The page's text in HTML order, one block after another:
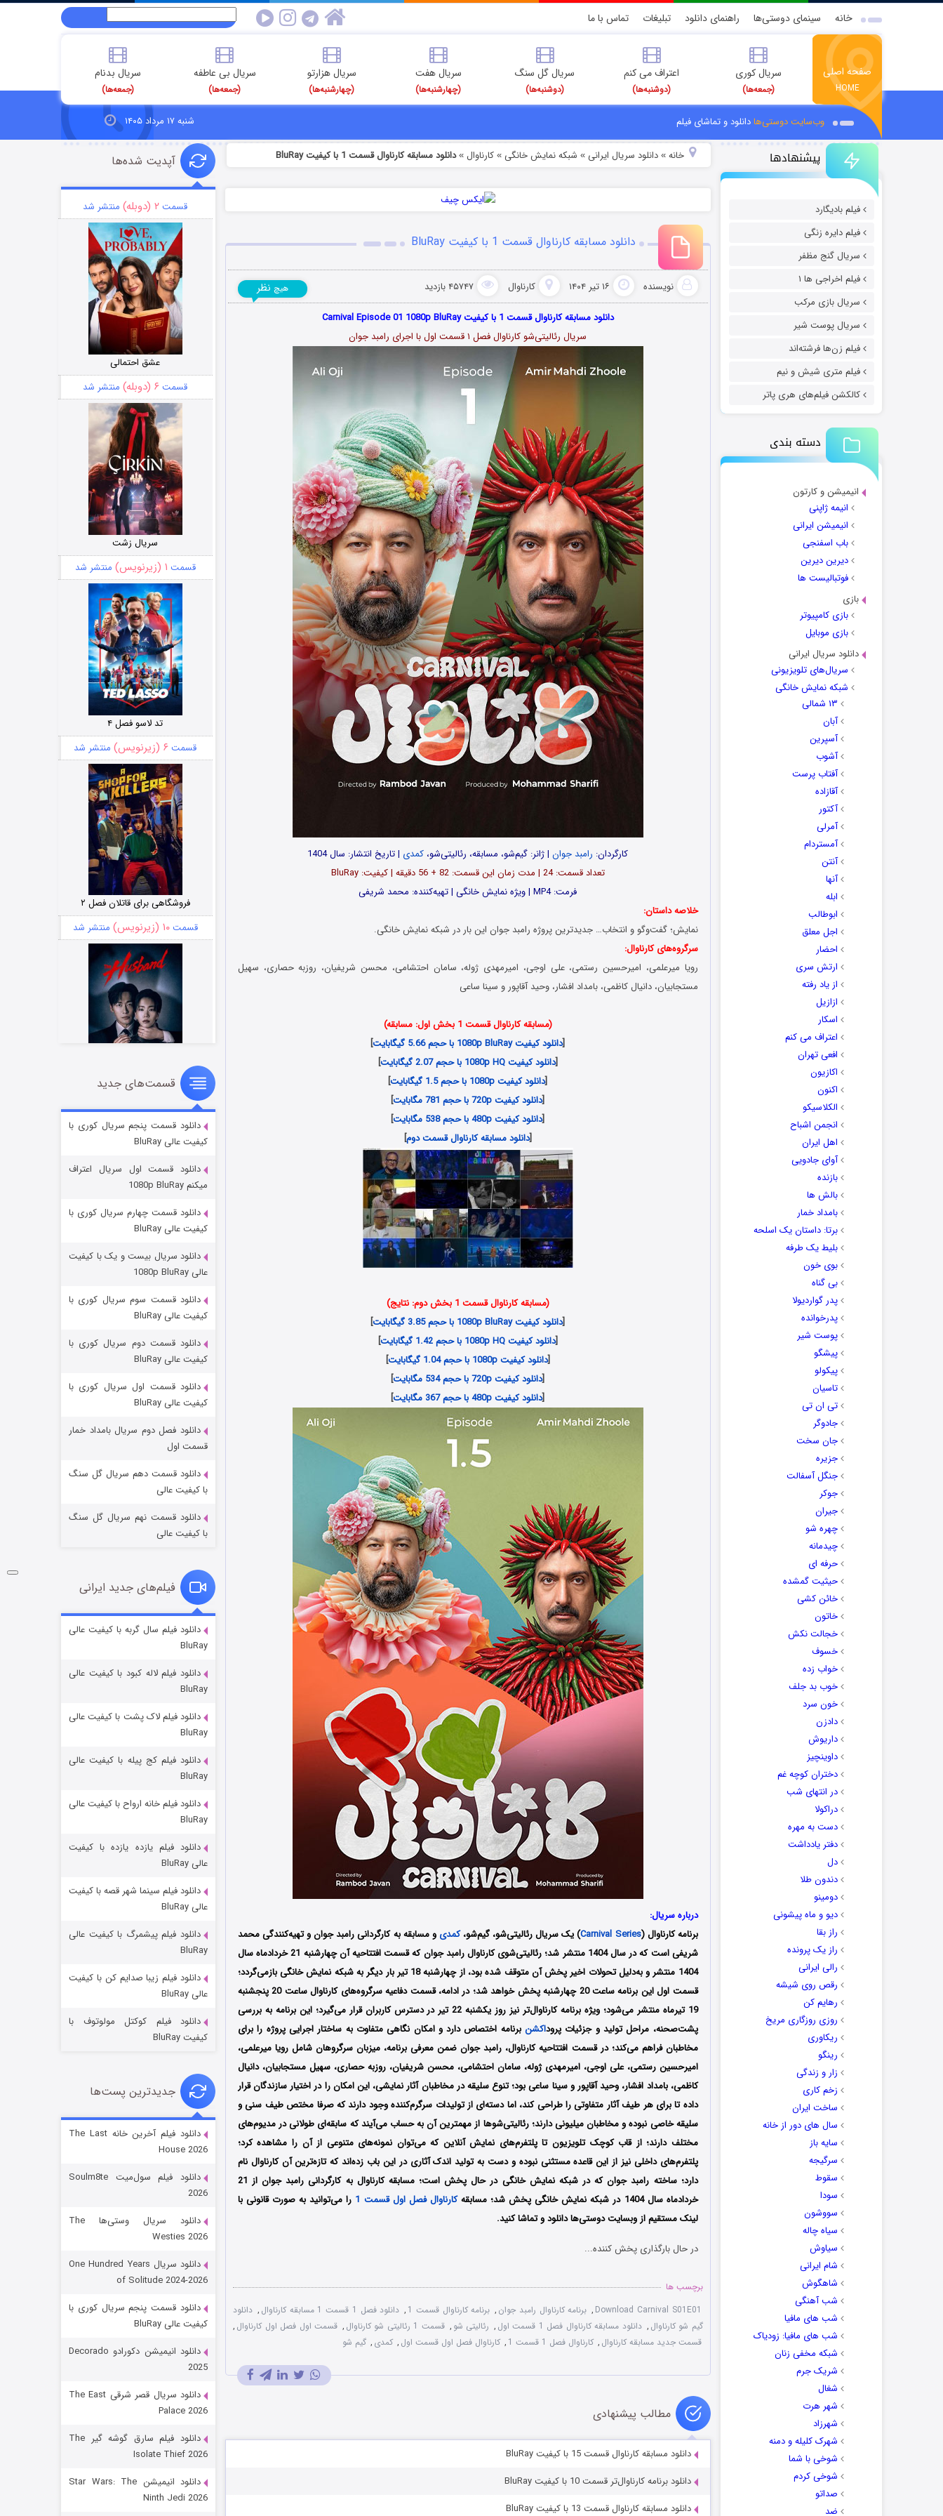
خانه سینمای دوستی‌ها راهنمای دانلود تبلیغات تماس با ما
صفحه اصلی
HOME
سریال کوری
(جمعه‌ها)
اعتراف می کنم
(دوشنبه‌ها)
سریال گل سنگ
(دوشنبه‌ها)
سریال هفت
(چهارشنبه‌ها)
سریال هزارتو
(چهارشنبه‌ها)
سریال بی عاطفه
(جمعه‌ها)
سریال بدنام
(جمعه‌ها)
وب‌سایت دوستی‌هادانلود و تماشای فیلم شنبه ۱۷ مرداد ۱۴۰۵
پیشنهادها
فیلم بادیگارد
فیلم دایره زنگی
سریال گنج مظفر
فیلم اخراجی ها ۱
سریال بازی مرکب
سریال پوست شیر
فیلم زن‌ها فرشته‌اند
فیلم متری شیش و نیم
کالکشن فیلم‌های هری پاتر
دسته بندی
انیمیشن و کارتون
انیمه ژاپنی
انیمیشن ایرانی
باب اسفنجی
دیرین دیرین
فوتبالیست ها
بازی
بازی کامپیوتر
بازی موبایل
دانلود سریال ایرانی
سریال‌های تلویزیونی
شبکه نمایش خانگی
۱۳ شمالی
آبان
آسپرین
آشوب
آفتاب پرست
آقازاده
آکتور
آمرلی
آمستردام
آنتن
آنها
ابله
ابوطالب
اجل معلق
احضار
ارتش سری
از یاد رفته
ازازیل
اسکار
اعتراف می کنم
افعی تهران
اکازیون
اکنون
الکلاسیکو
انجمن اشباح
اهل ایران
آوای جادویی
بازنده
بالش ها
بامداد خمار
برتا: داستان یک اسلحه
بلیط یک‌‌ طرفه
بوی خون
بی گناه
پدر گواردیولا
پدرخوانده
پوست شیر
پیشگو
پیکولو
تاسیان
تی ان تی
جادوگر
جان سخت
جزیره
جنگل آسفالت
جوکر
جیران
چهره شو
چیدمانه
حرفه ای
حیثیت گمشده
خائن کشی
خاتون
خجالت نکش
خسوف
خواب زده
خوب بد جلف
خون سرد
دادزن
داریوش
داوینچیز
دختران کوچه غم
در انتهای شب
دراکولا
دست به مهره
دفتر یادداشت
دل
دندون طلا
دومینو
دیو و ماه پیشونی
راز بقا
راز یک پرونده
رالی ایرانی
رقص روی شیشه
رهایم کن
روزی روزگاری مریخ
ریکاوری
رینگو
زار و زندگی
زخم کاری
ساخت ایران
سال های دور از خانه
سایه باز
سرگیجه
سقوط
سودا
سووشون
سیاه چاله
سیاوش
شام ایرانی
شاهگوش
شب آهنگی
شب های مافیا
شب های مافیا: زودیاک
شبکه مخفی زنان
شریک جرم
شغال
شهر هرت
شهرزاد
شهرک کلیله و دمنه
شوخی با شما
شوخی کردم
صداتو
ضد
خانه» دانلود سریال ایرانی » شبکه نمایش خانگی » کارناوال »دانلود مسابقه کارناوال قسمت 1 با کیفیت BluRay
دانلود مسابقه کارناوال قسمت 1 با کیفیت BluRay
نویسنده ۱۶ تیر ۱۴۰۴ کارناوال ۴۵۷۴۷ بازدید هیچ نظر
دانلود مسابقه کارناوال قسمت 1 با کیفیت Carnival Episode 01 1080p BluRay
سریال رئالیتی‌شو کارناوال فصل ۱ قسمت اول با اجرای رامبد جوان
کارگردان: رامبد جوان| ژانر: گیم‌شو، مسابقه، رئالیتی‌شو، کمدی | تاریخ انتشار: سال 1404
تعداد قسمت‌: 24 | مدت زمان این قسمت: 82 + 56 دقیقه | کیفیت: BluRay
فرمت: MP4 | ویژه نمایش خانگی | تهیه‌کننده: محمد شریفی
خلاصه داستان:
نمایش؛ گفت‌و‌گو و انتخاب… جدیدترین پروژه رامبد جوان این بار در شبکه نمایش خانگی.
سرگروه‌های کارناوال:
رویا میرعلمی، امیرحسین رستمی، علی اوجی، امیرمهدی ژوله، سامان احتشامی، محسن شریفیان، روزبه حصاری، سهیل
مستجابیان، دانیال کاظمی، بامداد افشار، وحید آقاپور و سینا ساعی
(مسابقه کارناوال قسمت 1 بخش اول: مسابقه)
[دانلود کیفیت 1080p BluRay با حجم 5.66 گیگابایت
]
[دانلود کیفیت 1080p HQ با حجم 2.07 گیگابایت
]
[دانلود کیفیت 1080p با حجم 1.5 گیگابایت
]
[دانلود کیفیت 720p با حجم 781 مگابایت
]
[دانلود کیفیت 480p با حجم 538 مگابایت
]
[دانلود مسابقه کارناوال قسمت دوم]
(مسابقه کارناوال قسمت 1 بخش دوم: نتایج)
[دانلود کیفیت 1080p BluRay با حجم 3.85 گیگابایت
]
[دانلود کیفیت 1080p HQ با حجم 1.42 گیگابایت
]
[دانلود کیفیت 1080p با حجم 1.04 گیگابایت
]
[دانلود کیفیت 720p با حجم 534 مگابایت
]
[دانلود کیفیت 480p با حجم 367 مگابایت ]
درباره سریال:
برنامه کارناوال (Carnival Series) یک سریال رئالیتی‌شو، گیم‌شو،کمدی و مسابقه به کارگردانی رامبد جوان و تهیه‌کنندگی محمد
شریفی است که در سال 1404 منتشر شد؛ رئالیتی‌شوی کارناوال رامبد جوان که قسمت افتتاحیه آن چهارشنبه 21 خردادماه سال
1404 منتشر و به‌دلیل تحولات اخیر پخش آن متوقف شده بود، از چهارشنبه 18 تیر بار دیگر به شبکه نمایش خانگی بازمی‌گردد؛
قسمت اول این برنامه ساعت 20 چهارشنبه پخش خواهد شد؛ در ادامه، قسمت دفاعیه سرگروه‌های کارناوال ساعت 20 پنجشنبه
19 تیرماه منتشر می‌شود؛ ویژه‌ برنامه‌ کارناوال‌تر نیز روز یکشنبه 22 تیر در دسترس کاربران قرار می‌گیرد؛ این برنامه به بررسی
پشت‌صحنه، مراحل تولید و جزئیات پروداکشنبرنامه اختصاص دارد و امکان نگاهی متفاوت به ساختار اجرایی پروژه را برای
مخاطبان فراهم می‌کند؛ در قسمت افتتاحیه کارناوال، رامبد جوان ضمن معرفی برنامه، میزبان سرگروهان شامل رویا میرعلمی،
امیرحسین رستمی، علی اوجی، امیرمهدی ژوله، سامان احتشامی، محسن شریفیان، روزبه حصاری، سهیل مستجابیان، دانیال
کاظمی، بامداد افشار، وحید آقاپور و سینا ساعی بود؛ تنوع سلیقه در مخاطبان آثار نمایشی، این امکان را در اختیار سازندگان قرار
داده تا برای هر طیف آثار متفاوتی را طراحی کند، اما دسته‌ای از تولیدات سرگرم‌کننده وجود دارند که صرفا مختص طیف سنی و
سلیقه خاصی نبوده و مخاطبان میلیونی دارند؛ رئالیتی‌شوها از مهمترین آن به حساب می‌آیند که سابقه‌ای طولانی در مدیوم‌های
مختلف دارند؛ از قاب کوچک تلویزیون تا پلتفرم‌های نمایش آنلاین که می‌توان نمونه‌های متنوعی از آن را مشاهده کرد؛
پلتفرم‌های داخلی نیز از این قاعده مستثنی نبوده و دست به تولید اندک آثاری در این باب زده‌اند که تازه‌ترین آن کارناوال نام
دارد؛ ساخته رامبد جوان که در شبکه نمایش خانگی در حال پخش است؛ مسابقه کارناوال به کارگردانی رامبد جوان از 21
خردادماه سال 1404 در شبکه نمایش خانگی پخش شد؛ مسابقه
کارناوال فصل اول قسمت 1
را می‌توانید به صورت قانونی با
لینک مستقیم از وبسایت دوستی‌ها دانلود و تماشا کنید.
در حال بارگذاری پخش کننده...
برچسب ها
Download Carnival S01E01
, برنامه کارناوال رامبد جوان , برنامه کارناوال قسمت 1 , دانلود فصل 1 قسمت 1 مسابقه کارناوال , دانلود
گیم شو کارناوال , دانلود مسابقه کارناوال فصل 1 قسمت اول , رئالیتی شو , قسمت 1 رئالیتی‌ شو کارناوال , قسمت اول فصل اول کارناوال ,
قسمت جدید مسابقه کارناوال , کارناوال فصل 1 قسمت 1 , کارناوال فصل اول قسمت اول , کمدی , گیم شو
مطالب پیشنهادی
دانلود مسابقه کارناوال قسمت 15 با کیفیت BluRay
دانلود برنامه کارناوال‌تر قسمت 10 با کیفیت BluRay
دانلود مسابقه کارناوال قسمت 13 با کیفیت BluRay
آپدیت شده‌ها
قسمت ۲ (دوبله) منتشر شد
عشق احتمالی
قسمت ۶ (دوبله) منتشر شد
سریال زشت
قسمت ۱ (زیرنویس) منتشر شد
تد لاسو فصل ۴
قسمت ۶ (زیرنویس) منتشر شد
فروشگاهی برای قاتلان فصل ۲
قسمت۱۰ (زیرنویس) منتشر شد
شوهر
قسمت۸ (زیرنویس) منتشر شد
عملیات آپارتمان
مردگان متحرک: شهر مرده ۳
قسمت ۲ (زیرنویس) منتشر شد
شکست استوارت در نجات جهان
قسمت
شوگر فصل ۲
خاندان اژدها فصل ۳
قسمت
باب اسفنجی فصل ۱۷
قسمت
قسمت‌های جدید
دانلود قسمت پنجم سریال کوری با
کیفیت عالی BluRay
دانلود قسمت اول سریال اعتراف
میکنم 1080p BluRay
دانلود قسمت چهارم سریال کوری با
کیفیت عالی BluRay
دانلود سریال بیست و یک با کیفیت
عالی 1080p BluRay
دانلود قسمت سوم سریال کوری با
کیفیت عالی BluRay
دانلود قسمت دوم سریال کوری با
کیفیت عالی BluRay
دانلود قسمت اول سریال کوری با
کیفیت عالی BluRay
دانلود فصل دوم سریال بامداد خمار
قسمت اول
دانلود قسمت دهم سریال گل سنگ
با کیفیت عالی
دانلود قسمت نهم سریال گل سنگ
با کیفیت عالی
فیلم‌های جدید ایرانی
دانلود فیلم سال گربه با کیفیت عالی
BluRay
دانلود فیلم لاله کبود با کیفیت عالی
BluRay
دانلود فیلم لاک پشت با کیفیت عالی
BluRay
دانلود فیلم کج‌ پیله با کیفیت عالی
BluRay
دانلود فیلم خانه ارواح با کیفیت عالی
BluRay
دانلود فیلم یازده یازده با کیفیت
عالی BluRay
دانلود فیلم سینما شهر قصه با کیفیت
عالی BluRay
دانلود فیلم پیشمرگ با کیفیت عالی
BluRay
دانلود فیلم زیبا صدایم کن با کیفیت
عالی BluRay
دانلود فیلم کوکتل مولوتوف با
کیفیت BluRay
جدیدترین پست‌ها
دانلود فیلم آخرین خانه The Last
House 2026
دانلود فیلم سول‌میت Soulm8te
2026
دانلود سریال وستی‌ها The
Westies 2026
دانلود سریال One Hundred Years
of Solitude 2024-2026
دانلود قسمت پنجم سریال کوری با
کیفیت عالی BluRay
دانلود انیمیشن دکورادو Decorado
2025
دانلود سریال قصر شرقی The East
Palace 2026
دانلود فیلم سارق گوشه گیر The
Isolate Thief 2026
دانلود انیمیشن Star Wars: The
Ninth Jedi 2026